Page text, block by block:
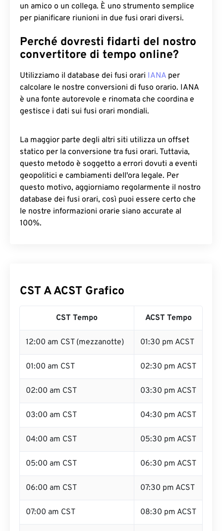
un amico o un collega. È uno strumento semplice
per pianificare riunioni in due fusi orari diversi.
Perché dovresti fidarti del nostro
convertitore di tempo online?
Utilizziamo il database dei fusi orari IANA per
calcolare le nostre conversioni di fuso orario. IANA
è una fonte autorevole e rinomata che coordina e
gestisce i dati sui fusi orari mondiali.
La maggior parte degli altri siti utilizza un offset
statico per la conversione tra fusi orari. Tuttavia,
questo metodo è soggetto a errori dovuti a eventi
geopolitici e cambiamenti dell'ora legale. Per
questo motivo, aggiorniamo regolarmente il nostro
database dei fusi orari, così puoi essere certo che
le nostre informazioni orarie siano accurate al
100%.
CST A ACST Grafico
CST Tempo ACST Tempo
12:00 am CST (mezzanotte) 01:30 pm ACST
01:00 am CST 02:30 pm ACST
02:00 am CST 03:30 pm ACST
03:00 am CST 04:30 pm ACST
04:00 am CST 05:30 pm ACST
05:00 am CST 06:30 pm ACST
06:00 am CST 07:30 pm ACST
07:00 am CST 08:30 pm ACST